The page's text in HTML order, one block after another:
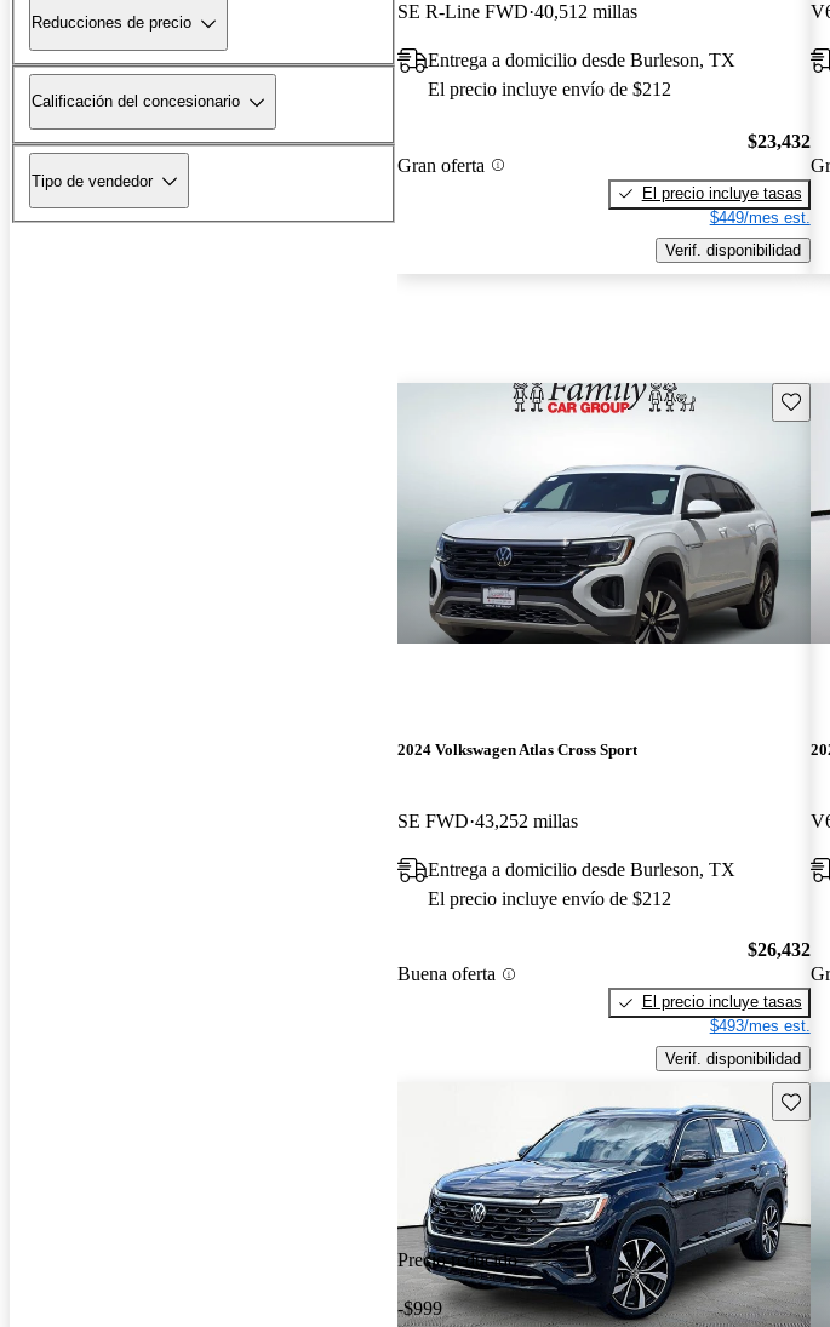
Reducciones de precio
Calificación del concesionario
Tipo de vendedor
SE R-Line FWD 40,512 millas
Entrega a domicilio desde Burleson, TX
El precio incluye envío de $212
Gran oferta
$23,432
El precio incluye tasas
$449/mes est.
Verif. disponibilidad
2024 Volkswagen Atlas Cross Sport
SE FWD 43,252 millas
Entrega a domicilio desde Burleson, TX
El precio incluye envío de $212
Buena oferta
$26,432
El precio incluye tasas
$493/mes est.
Verif. disponibilidad
Precio reducido
-$999